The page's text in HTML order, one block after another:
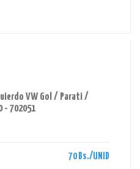
VW Gol / Parati /
- 702051
70 Bs./UNID